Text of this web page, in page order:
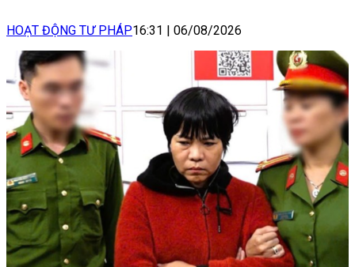
HOẠT ĐỘNG TƯ PHÁP16:31 | 06/08/2026